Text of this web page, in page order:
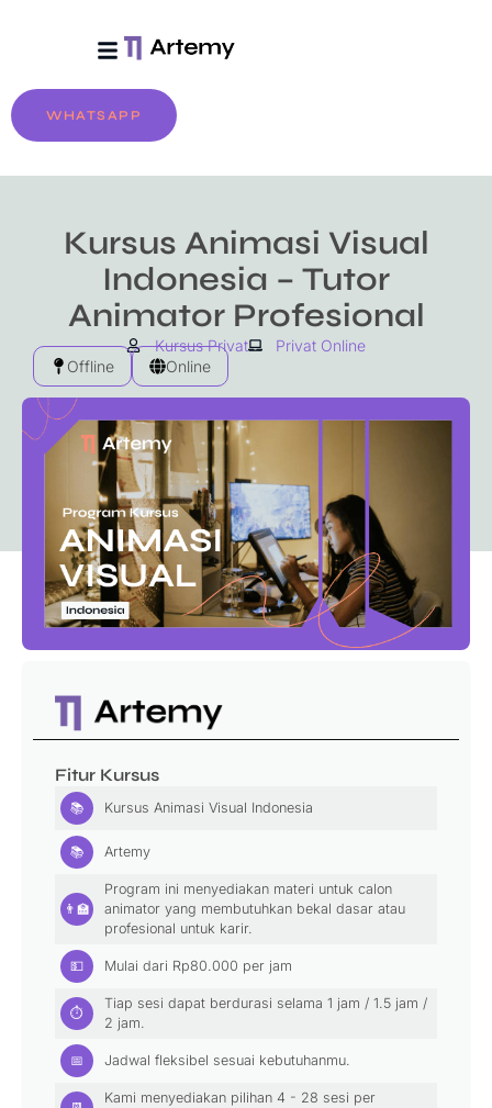
WHATSAPP
Kursus Animasi Visual
Indonesia – Tutor
Animator Profesional
Kursus Privat
Privat Online
Offline
Online
Fitur Kursus
📚 Kursus Animasi Visual Indonesia
📚 Artemy
👨‍🏫
Program ini menyediakan materi untuk calon
animator yang membutuhkan bekal dasar atau
profesional untuk karir.
💵 Mulai dari Rp80.000 per jam
⏱
Tiap sesi dapat berdurasi selama 1 jam / 1.5 jam /
2 jam.
📅 Jadwal fleksibel sesuai kebutuhanmu.
Kami menyediakan pilihan 4 - 28 sesi per